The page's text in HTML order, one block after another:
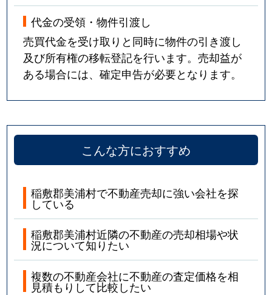
代金の受領・物件引渡し
売買代金を受け取りと同時に物件の引き渡し
及び所有権の移転登記を行います。売却益が
ある場合には、確定申告が必要となります。
こんな方におすすめ
稲敷郡美浦村で不動産売却に強い会社を探
している
稲敷郡美浦村近隣の不動産の売却相場や状
況について知りたい
複数の不動産会社に不動産の査定価格を相
見積もりして比較したい